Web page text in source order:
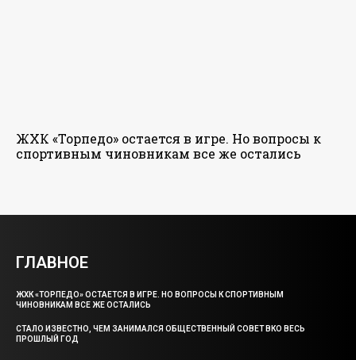
ЖХК «Торпедо» остается в игре. Но вопросы к
спортивным чиновникам все же остались
ГЛАВНОЕ
ЖХК «ТОРПЕДО» ОСТАЕТСЯ В ИГРЕ. НО ВОПРОСЫ К СПОРТИВНЫМ
ЧИНОВНИКАМ ВСЕ ЖЕ ОСТАЛИСЬ
СТАЛО ИЗВЕСТНО, ЧЕМ ЗАНИМАЛСЯ ОБЩЕСТВЕННЫЙ СОВЕТ ВКО ВЕСЬ
ПРОШЛЫЙ ГОД